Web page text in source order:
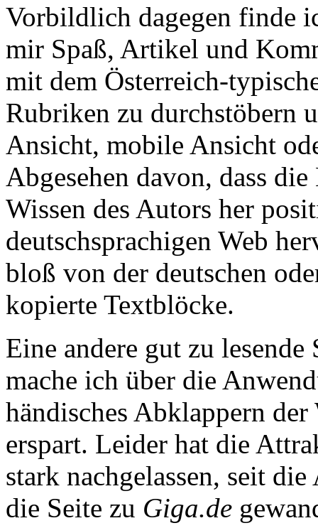
Vorbildlich dagegen finde
mir Spaß, Artikel und
mit dem Österreich-
Rubriken zu durchstöbern
Ansicht, mobile Ansicht
Abgesehen davon, dass
Wissen des Autors her
deutschsprachigen Web
bloß von der deutschen
kopierte Textblöcke.
Eine andere gut zu
mache ich über die
händisches Abklappern
erspart. Leider hat die
stark nachgelassen, seit
die Seite zu Giga.de